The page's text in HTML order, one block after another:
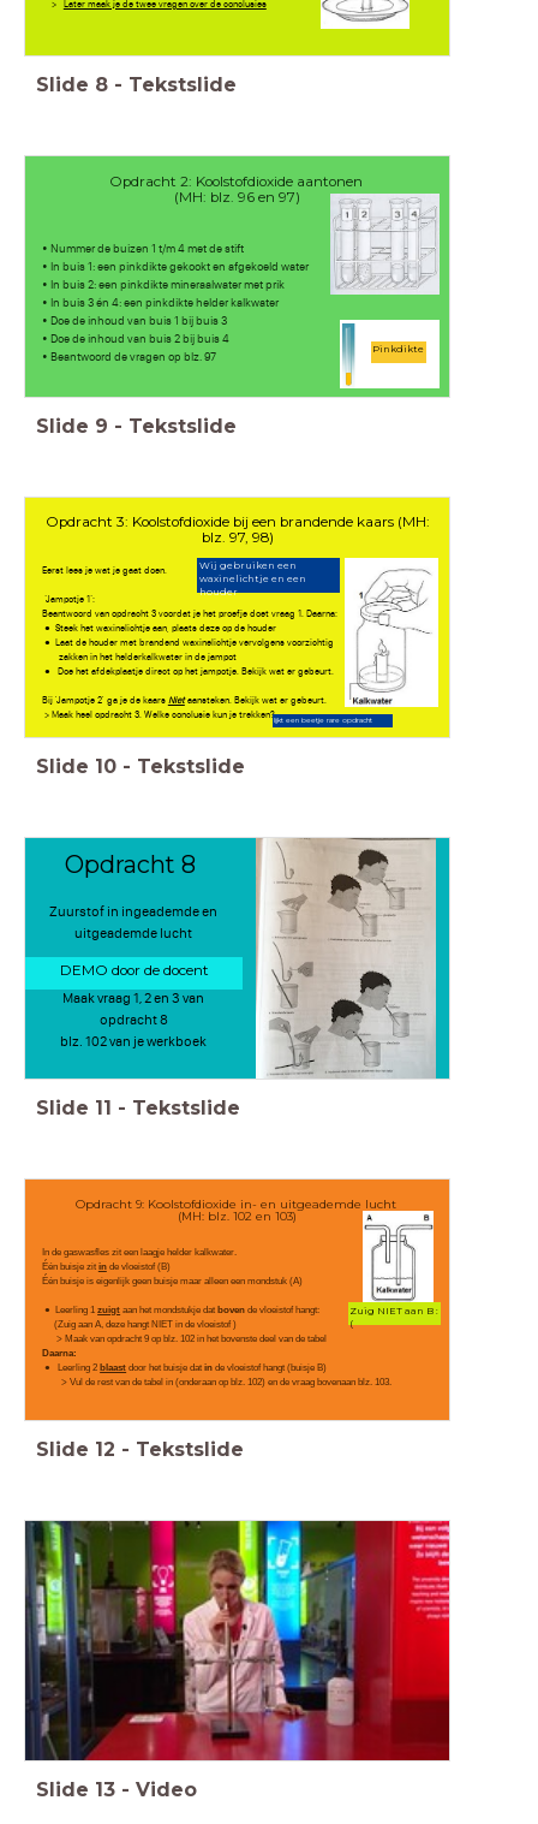
> Later maak je de twee vragen over de conclusies
Slide 8 - Tekstslide
Opdracht 2: Koolstofdioxide aantonen
(MH: blz. 96 en 97)
• Nummer de buizen 1 t/m 4 met de stift
• In buis 1: een pinkdikte gekookt en afgekoeld water
• In buis 2: een pinkdikte mineraalwater met prik
• In buis 3 én 4: een pinkdikte helder kalkwater
• Doe de inhoud van buis 1 bij buis 3
• Doe de inhoud van buis 2 bij buis 4
• Beantwoord de vragen op blz. 97
Pinkdikte
Slide 9 - Tekstslide
Opdracht 3: Koolstofdioxide bij een brandende kaars (MH:
blz. 97, 98)
Eerst lees je wat je gaat doen.
‘Jampotje 1’:
Beantwoord van opdracht 3 voordat je het proefje doet vraag 1. Daarna:
Steek het waxinelichtje aan, plaats deze op de houder
Laat de houder met brandend waxinelichtje vervolgens voorzichtig
zakken in het helderkalkwaterin de jampot
Doe het afdekplaatje direct op het jampotje. Bekijk wat er gebeurt.
Bij 'Jampotje 2' ga je de kaars Nietaansteken. Bekijk wat er gebeurt.
> Maak heel opdracht 3. Welke conclusie kun je trekken?
Wij gebruiken een
waxinelichtje en een
houder
lijkt een beetje rare opdracht
Slide 10 - Tekstslide
Opdracht 8
Zuurstof in ingeademde en
uitgeademde lucht
Maak vraag 1, 2 en 3 van
opdracht 8
blz. 102 van je werkboek
DEMO door de docent
Slide 11 - Tekstslide
Opdracht 9: Koolstofdioxide in- en uitgeademde lucht
(MH: blz. 102 en 103)
In de gaswasfles zit een laagje helder kalkwater.
Één buisje zit in de vloeistof (B)
Één buisje is eigenlijk geen buisje maar alleen een mondstuk (A)
Leerling 1zuigt aan het mondstukje dat boven de vloeistof hangt:
(Zuig aan A, deze hangt NIET in de vloeistof )
> Maak van opdracht 9 op blz. 102 in het bovenste deel van de tabel
Daarna:
Leerling 2 blaast door het buisje datin de vloeistof hangt (buisje B)
> Vul de rest van de tabel in (onderaan op blz. 102) en de vraag bovenaan blz. 103.
Zuig NIET aan B :
(
Slide 12 - Tekstslide
Slide 13 - Video